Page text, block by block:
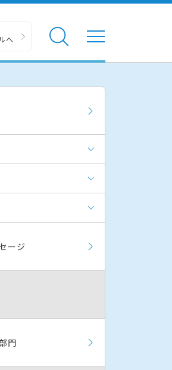
へ
ージ
門